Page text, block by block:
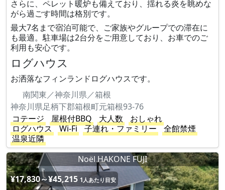
さらに、ペレット暖炉も備えており、揺れる炎を眺めな
がら過ごす時間は格別です。
最大7名まで宿泊可能で、ご家族やグループでの滞在に
も最適。駐車場は2台分をご用意しており、お車でのご
利用も安心です。
ログハウス
お洒落なフィンランドログハウスです。
南関東／神奈川県／箱根
神奈川県足柄下郡箱根町元箱根93-76
コテージ
屋根付BBQ 大人数
おしゃれ
ログハウス
Wi-Fi 子連れ・ファミリー
全館禁煙
温泉近隣
Noël HAKONE FUJI
¥17,830～¥45,215 1人あたり目安